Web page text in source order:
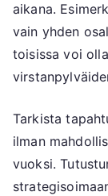
aikana.
vain yhden
toisissa voi
Tarkista
ilman
vuoksi.